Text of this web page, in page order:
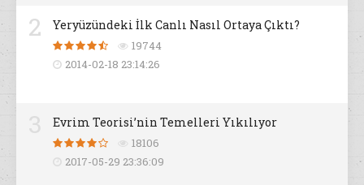
2 Yeryüzündeki İlk Canlı Nasıl Ortaya Çıktı?
19744
2014-02-18 23:14:26
Evrim Teorisi’nin Temelleri Yıkılıyor
18106
2017-05-29 23:36:09